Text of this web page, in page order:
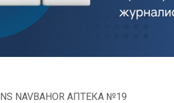
NS NAVBAHOR АПТЕКА №19